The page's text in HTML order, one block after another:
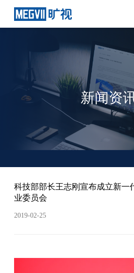
新闻资
科技部部长王志刚宣布成立新一
业委员会
2019-02-25